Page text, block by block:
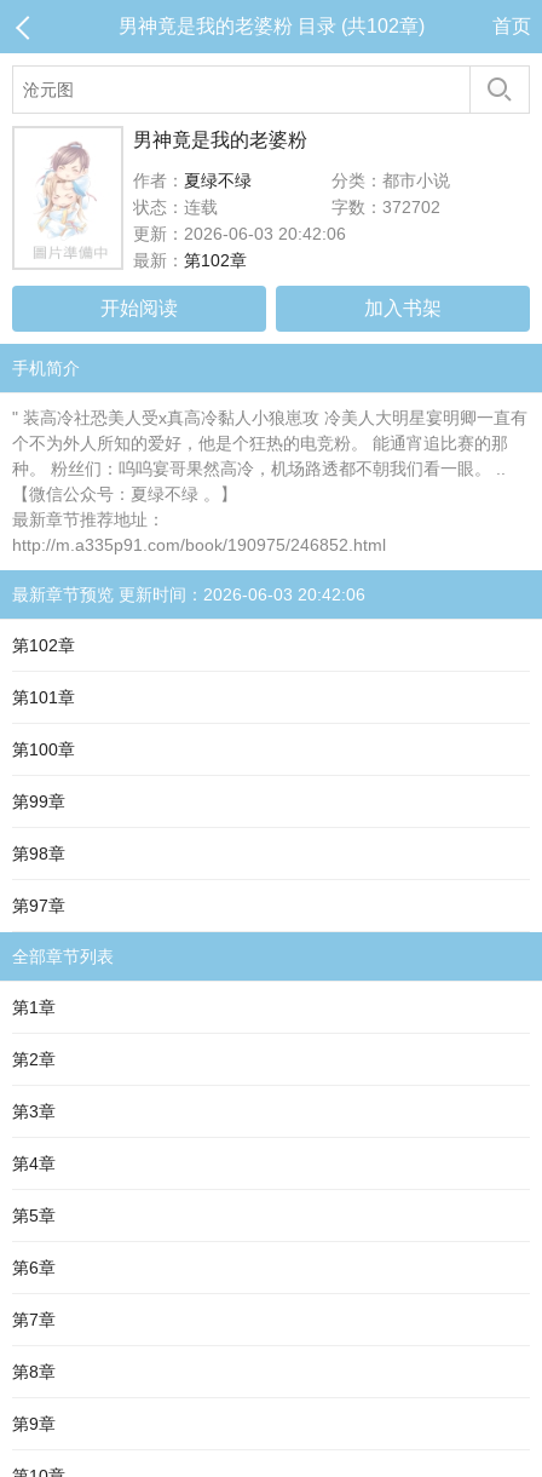
男神竟是我的老婆粉 目录 (共102章) 首页
男神竟是我的老婆粉
作者： 夏绿不绿
分类：都市小说
状态：连载
字数：372702
更新：2026-06-03 20:42:06
最新： 第102章
开始阅读 加入书架
手机简介
" 装高冷社恐美人受x真高冷黏人小狼崽攻 冷美人大明星宴明卿一直有
个不为外人所知的爱好，他是个狂热的电竞粉。 能通宵追比赛的那
种。 粉丝们：呜呜宴哥果然高冷，机场路透都不朝我们看一眼。 ..
【微信公众号：夏绿不绿 。】
最新章节推荐地址：
http://m.a335p91.com/book/190975/246852.html
最新章节预览 更新时间：2026-06-03 20:42:06
第102章
第101章
第100章
第99章
第98章
第97章
全部章节列表
第1章
第2章
第3章
第4章
第5章
第6章
第7章
第8章
第9章